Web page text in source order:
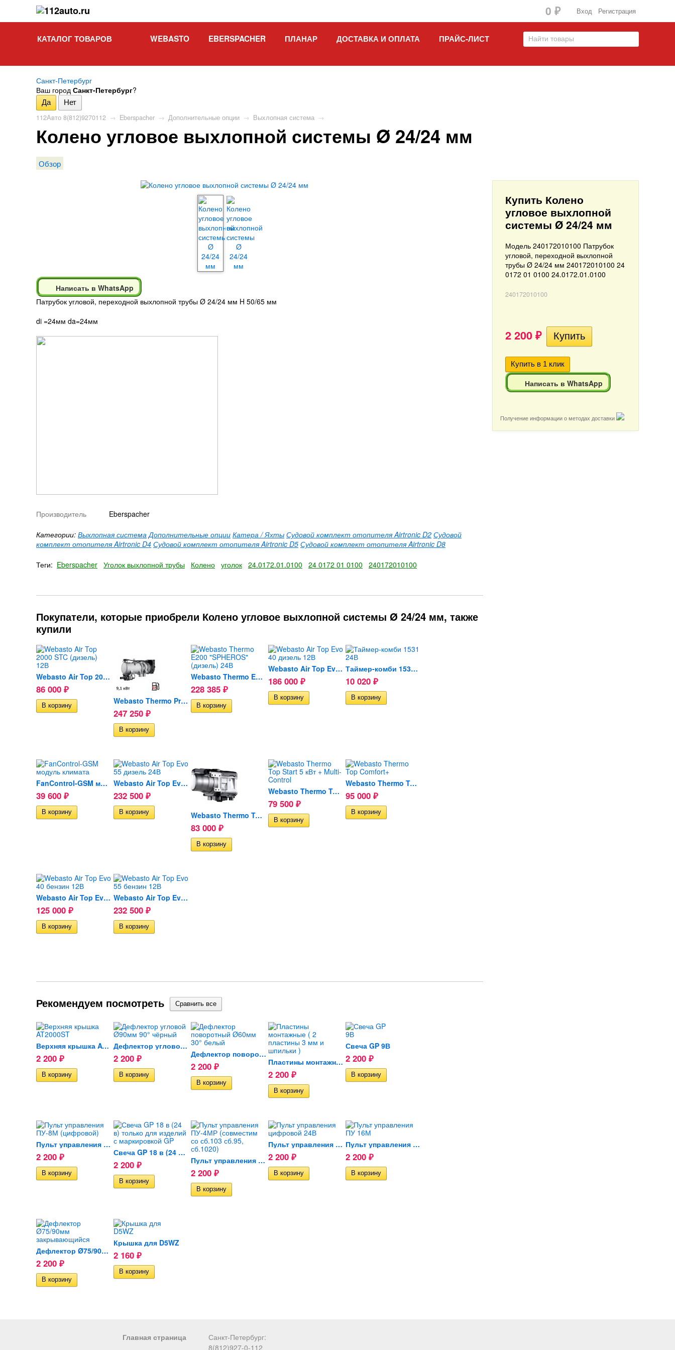
Вход Регистрация
0 ₽
КАТАЛОГ ТОВАРОВ WEBASTO EBERSPACHER ПЛАНАР ДОСТАВКА И ОПЛАТА ПРАЙС-ЛИСТ
Санкт-Петербург
Ваш город Санкт-Петербург?
112Авто 8(812)9270112 → Eberspacher → Дополнительные опции → Выхлопная система →
Колено угловое выхлопной системы Ø 24/24 мм
Обзор
Купить Колено
угловое выхлопной
системы Ø 24/24 мм
Модель 240172010100 Патрубок
угловой, переходной выхлопной
трубы Ø 24/24 мм 240172010100 24
0172 01 0100 24.0172.01.0100
240172010100
2 200 ₽
Написать в WhatsApp
Получение информации о методах доставки
Написать в WhatsApp
Патрубок угловой, переходной выхлопной трубы Ø 24/24 мм H 50/65 мм
di =24мм da=24мм
Производитель Eberspacher
Категории: Выхлопная система Дополнительные опции Катера / Яхты Судовой комплект отопителя Airtronic D2 Судовой
комплект отопителя Airtronic D4 Судовой комплект отопителя Airtronic D5 Судовой комплект отопителя Airtronic D8
Теги: Eberspacher Уголок выхлопной трубы Колено уголок 24.0172.01.0100 24 0172 01 0100 240172010100
Покупатели, которые приобрели Колено угловое выхлопной системы Ø 24/24 мм, также
купили
Webasto Air Top 2000 STC...
86 000 ₽
Webasto Thermo Pro 90...
247 250 ₽
Webasto Thermo E200...
228 385 ₽
Webasto Air Top Evo 40...
186 000 ₽
Таймер-комби 1531 24В
10 020 ₽
FanControl-GSM модуль климата
39 600 ₽
Webasto Air Top Evo 55...
232 500 ₽
Webasto Thermo Top START 5...
83 000 ₽
Webasto Thermo Top Start 5...
79 500 ₽
Webasto Thermo Top Comfort+
95 000 ₽
Webasto Air Top Evo 40...
125 000 ₽
Webasto Air Top Evo 55...
232 500 ₽
Рекомендуем посмотреть
Верхняя крышка AT2000ST
2 200 ₽
Дефлектор угловой Ø90мм 90°...
2 200 ₽ Дефлектор поворотный Ø60мм...
2 200 ₽ Пластины монтажные ( 2...
2 200 ₽
Свеча GP 9В
2 200 ₽
Пульт управления ПУ-8М...
2 200 ₽ Свеча GP 18 в (24 в) только...
2 200 ₽ Пульт управления ПУ-4МР...
2 200 ₽
Пульт управления цифровой 24В
2 200 ₽
Пульт управления ПУ 16М
2 200 ₽
Дефлектор Ø75/90мм...
2 200 ₽
Крышка для D5WZ
2 160 ₽
Главная страница
Санкт-Петербург:
8(812)927-0-112